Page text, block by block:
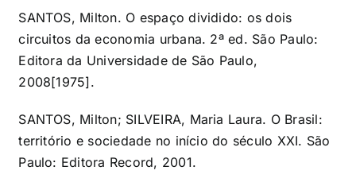
SANTOS, Milton. O espaço dividido: os dois
circuitos da economia urbana. 2ª ed. São Paulo:
Editora da Universidade de São Paulo,
2008[1975].
SANTOS, Milton; SILVEIRA, Maria Laura. O Brasil:
território e sociedade no início do século XXI. São
Paulo: Editora Record, 2001.